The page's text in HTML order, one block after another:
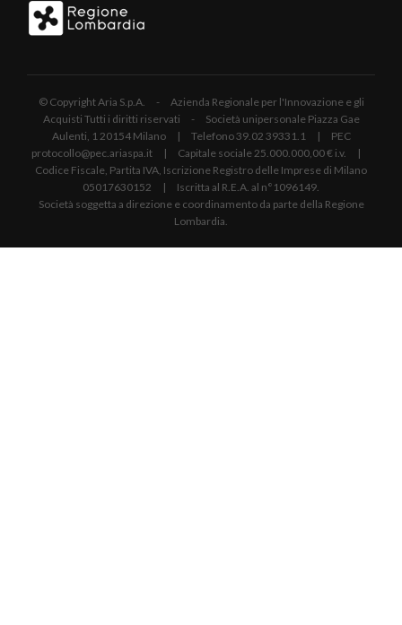
© Copyright Aria S.p.A. - Azienda Regionale per l'Innovazione e gli
Acquisti Tutti i diritti riservati - Società unipersonale Piazza Gae
Aulenti, 1 20154 Milano | Telefono 39.02 39331.1 | PEC
protocollo@pec.ariaspa.it | Capitale sociale 25.000.000,00 € i.v. |
Codice Fiscale, Partita IVA, Iscrizione Registro delle Imprese di Milano
05017630152 | Iscritta al R.E.A. al n°1096149.
Società soggetta a direzione e coordinamento da parte della Regione
Lombardia.